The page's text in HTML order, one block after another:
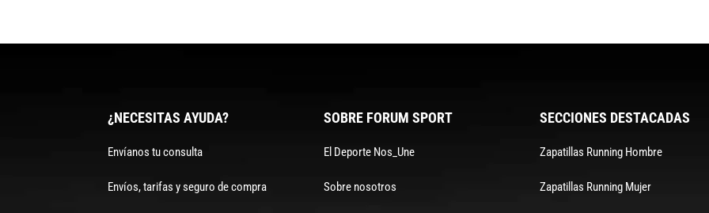
¿NECESITAS AYUDA?
Envíanos tu consulta
Envíos, tarifas y seguro de compra
SOBRE FORUM SPORT
El Deporte Nos_Une
Sobre nosotros
SECCIONES DESTACADAS
Zapatillas Running Hombre
Zapatillas Running Mujer